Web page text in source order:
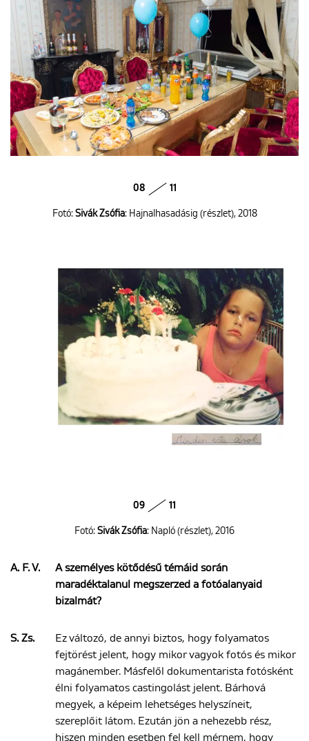
08 11
Fotó: Sivák Zsófia: Hajnalhasadásig (részlet), 2018
09 11
Fotó: Sivák Zsófia: Napló (részlet), 2016
A. F. V.
A személyes kötődésű témáid során
maradéktalanul megszerzed a fotóalanyaid
bizalmát?
S. Zs.
Ez változó, de annyi biztos, hogy folyamatos
fejtörést jelent, hogy mikor vagyok fotós és mikor
magánember. Másfelől dokumentarista fotósként
élni folyamatos castingolást jelent. Bárhová
megyek, a képeim lehetséges helyszíneit,
szereplőit látom. Ezután jön a nehezebb rész,
hiszen minden esetben fel kell mérnem, hogy